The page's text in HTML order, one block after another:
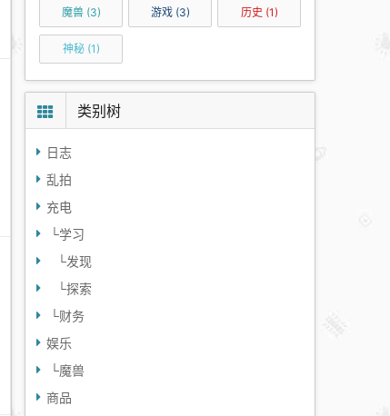
魔兽(3) 游戏(3) 历史 (1)
神秘(1)
类别树
日志
乱拍
充电
└学习
└发现
└探索
└财务
娱乐
└魔兽
商品